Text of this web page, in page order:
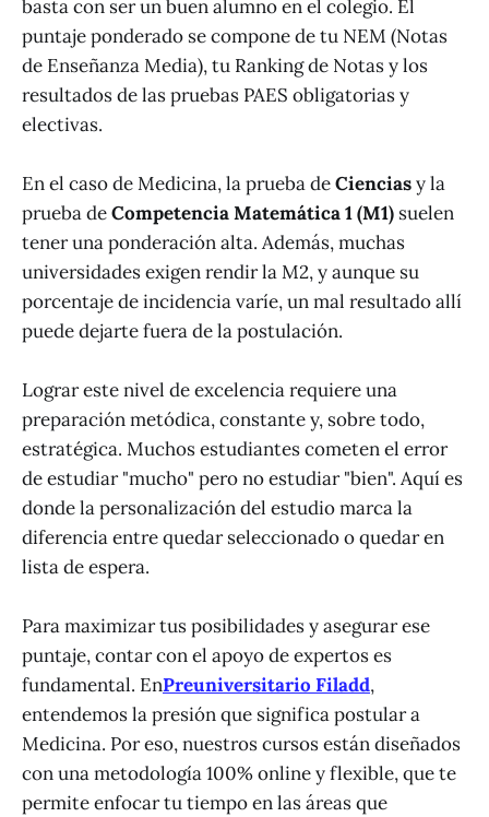
basta con ser un buen alumno en el colegio. El
puntaje ponderado se compone de tu NEM (Notas
de Enseñanza Media), tu Ranking de Notas y los
resultados de las pruebas PAES obligatorias y
electivas.
En el caso de Medicina, la prueba deCienciasy la
prueba deCompetencia Matemática 1 (M1) suelen
tener una ponderación alta. Además, muchas
universidades exigen rendir la M2, y aunque su
porcentaje de incidencia varíe, un mal resultado allí
puede dejarte fuera de la postulación.
Lograr este nivel de excelencia requiere una
preparación metódica, constante y, sobre todo,
estratégica. Muchos estudiantes cometen el error
de estudiar "mucho" pero no estudiar "bien". Aquí es
donde la personalización del estudio marca la
diferencia entre quedar seleccionado o quedar en
lista de espera.
Para maximizar tus posibilidades y asegurar ese
puntaje, contar con el apoyo de expertos es
fundamental. EnPreuniversitario Filadd,
entendemos la presión que significa postular a
Medicina. Por eso, nuestros cursos están diseñados
con una metodología 100% online y flexible, que te
permite enfocar tu tiempo en las áreas que